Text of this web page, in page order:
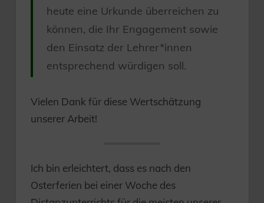
heute eine Urkunde überreichen zu
können, die Ihr Engagement sowie
den Einsatz der Lehrer*innen
entsprechend würdigen soll.
Vielen Dank für diese Wertschätzung
unserer Arbeit!
Ich bin erleichtert, dass es nach den
Osterferien bei einer Woche des